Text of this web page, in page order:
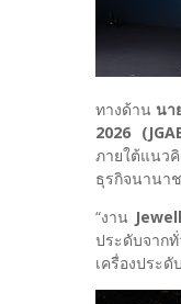
ทางด้าน นา
2026
ภายใต้แนว
ธุรกิจนานา
“งาน
ประดับจาก
เครื่องประดับ